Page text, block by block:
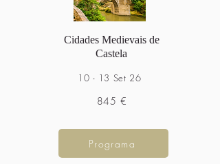
Cidades Medievais de
Castela
10 - 13 Set 26
845 €
Programa